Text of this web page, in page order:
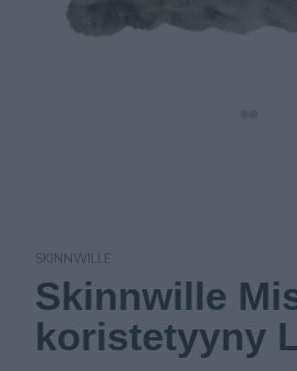
SKINNWILLE
Skinnwille
koristetyyny